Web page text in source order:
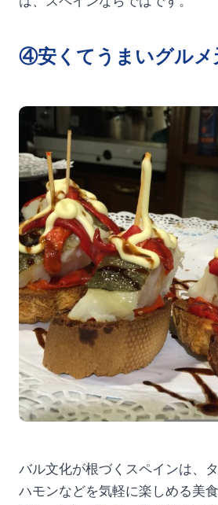
④安くてうまいグルメ
バル文化が根づくスペインは、
ハモンなどを気軽に楽しめる美